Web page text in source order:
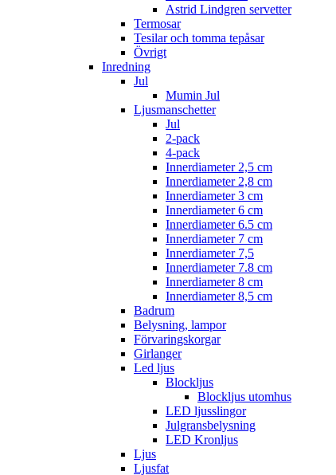
Astrid Lindgren servetter
Termosar
Tesilar och tomma tepåsar
Övrigt
Inredning
Jul
Mumin Jul
Ljusmanschetter
Jul
2-pack
4-pack
Innerdiameter 2,5 cm
Innerdiameter 2,8 cm
Innerdiameter 3 cm
Innerdiameter 6 cm
Innerdiameter 6.5 cm
Innerdiameter 7 cm
Innerdiameter 7,5
Innerdiameter 7.8 cm
Innerdiameter 8 cm
Innerdiameter 8,5 cm
Badrum
Belysning, lampor
Förvaringskorgar
Girlanger
Led ljus
Blockljus
Blockljus utomhus
LED ljusslingor
Julgransbelysning
LED Kronljus
Ljus
Ljusfat